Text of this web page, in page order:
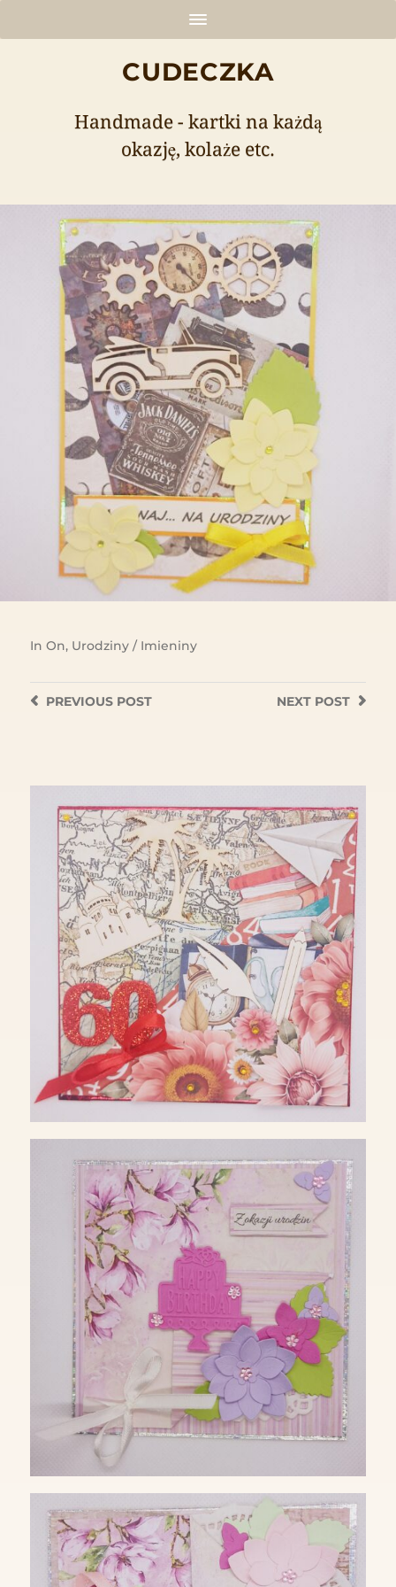
CUDECZKA
Handmade - kartki na każdą
okazję, kolaże etc.
In On, Urodziny / Imieniny
NEXT POST
PREVIOUSPOST